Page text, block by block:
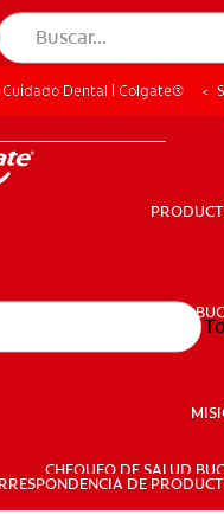
PARA
SALUD
CHEQUEO DE SALUD
DE
Cuidado Dental | Colgate®
la
a los